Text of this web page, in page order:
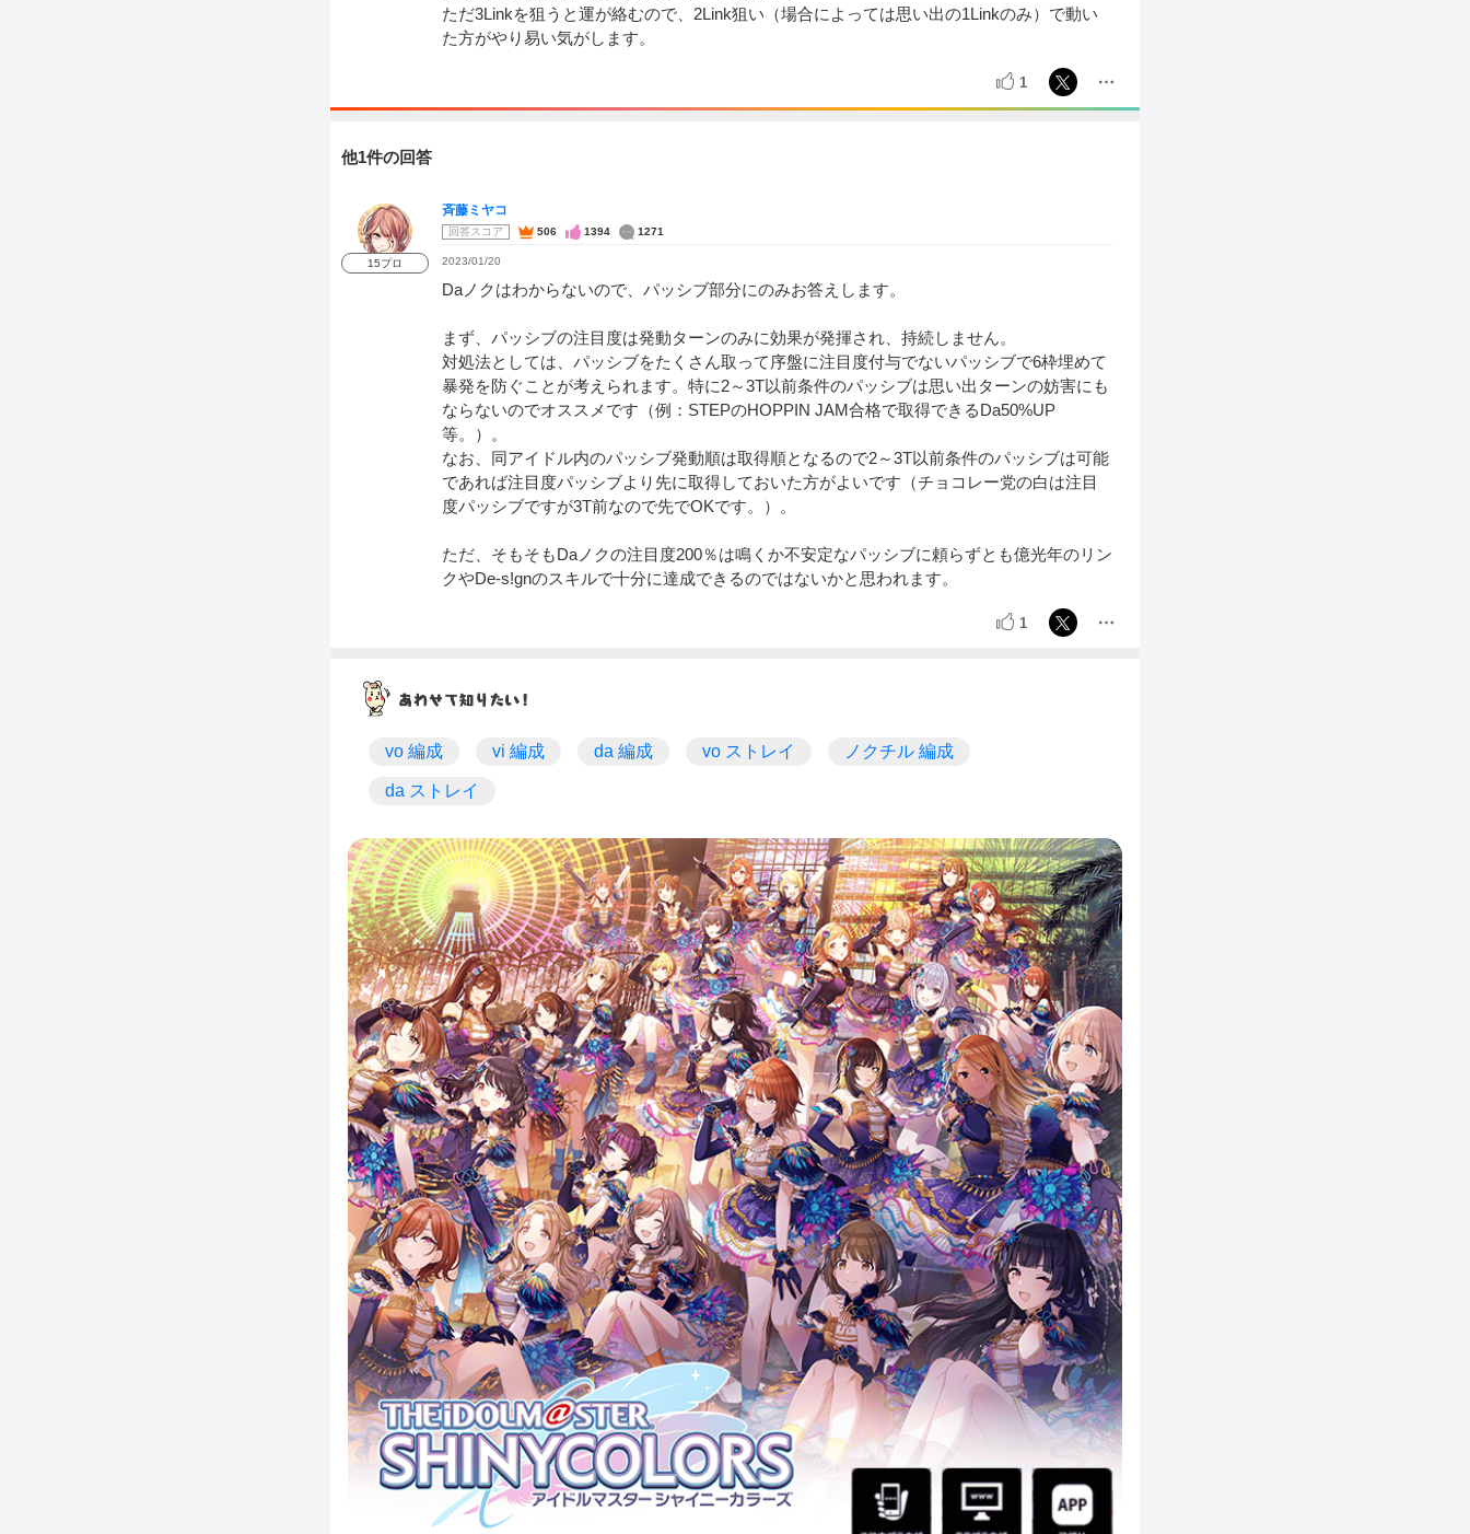
ただ3Linkを狙うと運が絡むので、2Link狙い（場合によっては思い出の1Linkのみ）で動い
た方がやり易い気がします。
1
他1件の回答
15プロ
斉藤ミヤコ
回答スコア 506 1394 1271
2023/01/20
Daノクはわからないので、パッシブ部分にのみお答えします。
まず、パッシブの注目度は発動ターンのみに効果が発揮され、持続しません。
対処法としては、パッシブをたくさん取って序盤に注目度付与でないパッシブで6枠埋めて
暴発を防ぐことが考えられます。特に2～3T以前条件のパッシブは思い出ターンの妨害にも
ならないのでオススメです（例：STEPのHOPPIN JAM合格で取得できるDa50%UP
等。）。
なお、同アイドル内のパッシブ発動順は取得順となるので2～3T以前条件のパッシブは可能
であれば注目度パッシブより先に取得しておいた方がよいです（チョコレー党の白は注目
度パッシブですが3T前なので先でOKです。）。
ただ、そもそもDaノクの注目度200％は鳴くか不安定なパッシブに頼らずとも億光年のリン
クやDe-s!gnのスキルで十分に達成できるのではないかと思われます。
1
vo 編成 vi 編成 da 編成 vo ストレイ ノクチル 編成
da ストレイ